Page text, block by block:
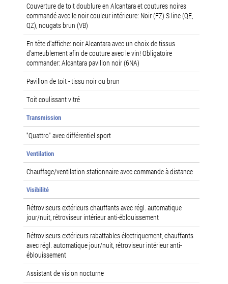
Couverture de toit doublure en Alcantara et coutures noires
commandé avec le noir couleur intérieure: Noir (FZ) S line (QE,
QZ), nougats brun (VB)
En tête d'affiche: noir Alcantara avec un choix de tissus
d'ameublement afin de couture avec le vin! Obligatoire
commander: Alcantara pavillon noir (6NA)
Pavillon de toit - tissu noir ou brun
Toit coulissant vitré
Transmission
"Quattro" avec différentiel sport
Ventilation
Chauffage/ventilation stationnaire avec commande à distance
Visibilité
Rétroviseurs extérieurs chauffants avec régl. automatique
jour/nuit, rétroviseur intérieur anti-éblouissement
Rétroviseurs extérieurs rabattables électriquement, chauffants
avec régl. automatique jour/nuit, rétroviseur intérieur anti-
éblouissement
Assistant de vision nocturne